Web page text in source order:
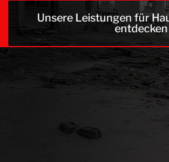
Unsere Leistungen für
entdecken